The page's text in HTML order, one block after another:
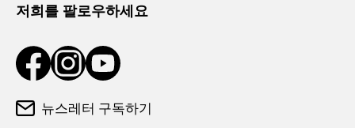
저희를 팔로우하세요
뉴스레터 구독하기